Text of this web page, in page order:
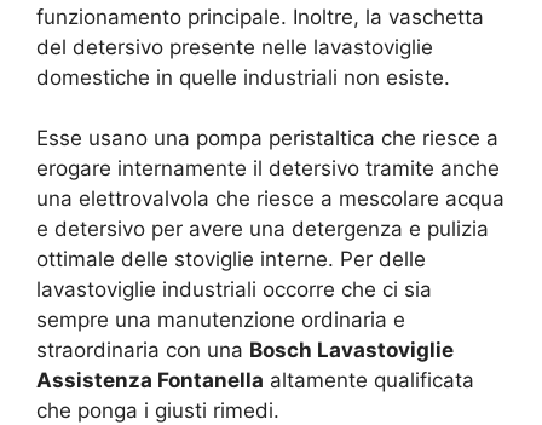
funzionamento principale. Inoltre, la vaschetta
del detersivo presente nelle lavastoviglie
domestiche in quelle industriali non esiste.
Esse usano una pompa peristaltica che riesce a
erogare internamente il detersivo tramite anche
una elettrovalvola che riesce a mescolare acqua
e detersivo per avere una detergenza e pulizia
ottimale delle stoviglie interne. Per delle
lavastoviglie industriali occorre che ci sia
sempre una manutenzione ordinaria e
straordinaria con una Bosch Lavastoviglie
Assistenza Fontanella altamente qualificata
che ponga i giusti rimedi.